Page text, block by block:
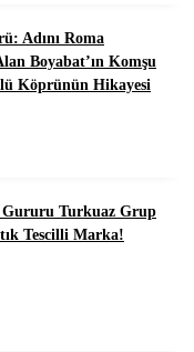
Adını Roma
Boyabat’ın Komşu
Köprünün Hikayesi
Gururu Turkuaz Grup
Tescilli Marka!